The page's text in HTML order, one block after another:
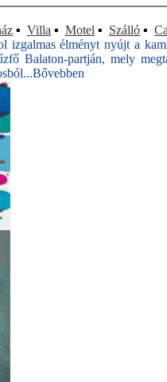
▪ Villa ▪ Motel ▪ Szálló ▪
élményt nyújt a
Balaton-partján, mely
Bővebben